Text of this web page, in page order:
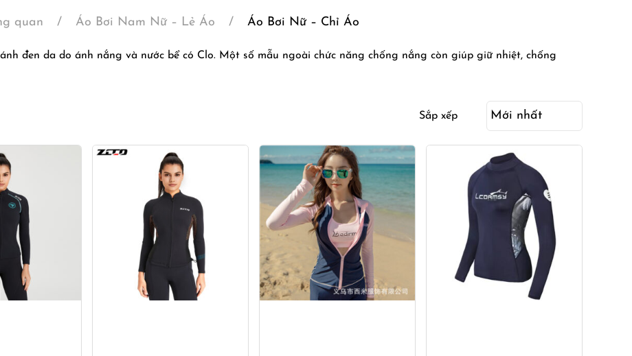
quan Áo Bơi Nam Nữ – Lẻ Áo Áo Bơi Nữ – Chỉ Áo
đen da do ánh nắng và nước bể có Clo. Một số mẫu ngoài chức năng chống nắng còn giúp giữ nhiệt, chống
Sắp xếp